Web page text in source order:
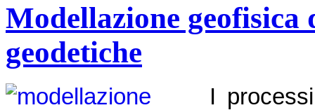
Modellazione
geodetiche
I